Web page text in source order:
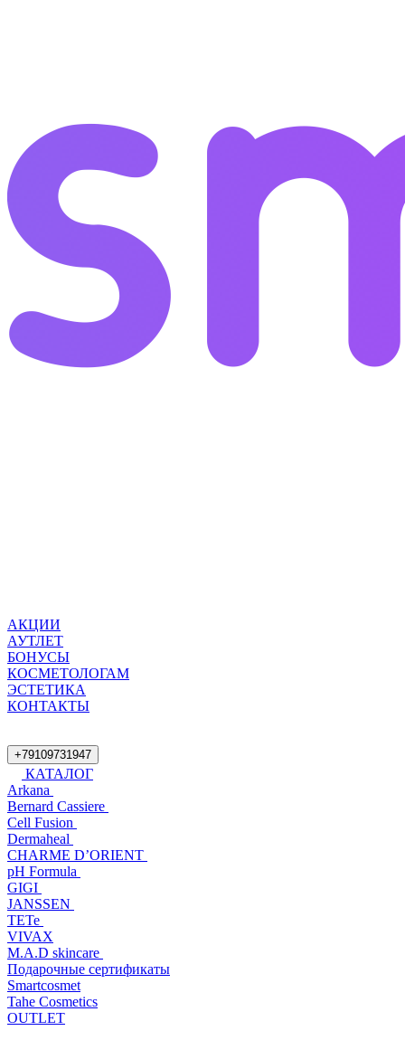
АКЦИИ
АУТЛЕТ
БОНУСЫ
КОСМЕТОЛОГАМ
ЭСТЕТИКА
КОНТАКТЫ
+79109731947
КАТАЛОГ
Arkana
Bernard Cassiere
Cell Fusion
Dermaheal
CHARME D’ORIENT
pH Formula
GIGI
JANSSEN
TETe
VIVAX
M.A.D skincare
Подарочные сертификаты
Smartcosmet
Tahe Cosmetics
OUTLET